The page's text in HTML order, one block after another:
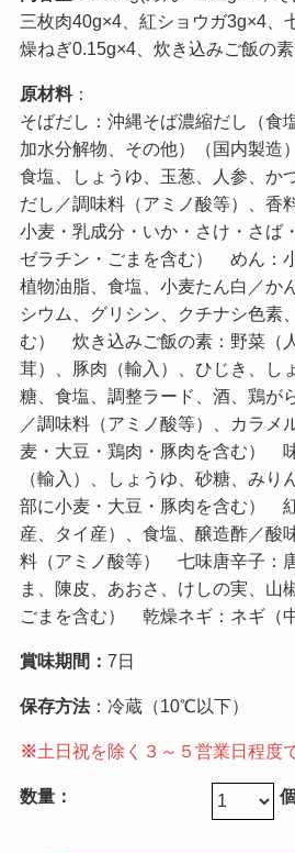
三枚肉40g×4、紅ショウガ3g×4、
燥ねぎ0.15g×4、炊き込みご飯の
原材料：
そばだし：沖縄そば濃縮だし（食
加水分解物、その他）（国内製造
食塩、しょうゆ、玉葱、人参、か
だし／調味料（アミノ酸等）、香
小麦・乳成分・いか・さけ・さば
ゼラチン・ごまを含む） めん：
植物油脂、食塩、小麦たん白／か
シウム、グリシン、クチナシ色素
む） 炊き込みご飯の素：野菜（
茸）、豚肉（輸入）、ひじき、し
糖、食塩、調整ラード、酒、鶏が
／調味料（アミノ酸等）、カラメ
麦・大豆・鶏肉・豚肉を含む）
（輸入）、しょうゆ、砂糖、みり
部に小麦・大豆・豚肉を含む）
産、タイ産）、食塩、醸造酢／酸
料（アミノ酸等） 七味唐辛子：
ま、陳皮、あおさ、けしの実、山
ごまを含む） 乾燥ネギ：ネギ（
賞味期間： 7日
保存方法：冷蔵（10℃以下）
※土日祝を除く３～５営業日程度
数量： 個